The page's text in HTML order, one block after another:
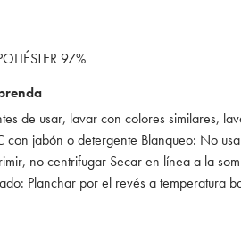
97%
de usar, lavar con colores similares,
con jabón o detergente Blanqueo: No
no centrifugar Secar en línea a la
Planchar por el revés a temperatura